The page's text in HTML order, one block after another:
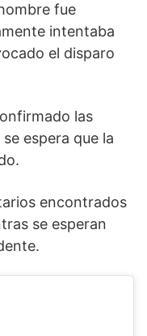
fue
intentaba
el disparo
las
espera que la
encontrados
se esperan